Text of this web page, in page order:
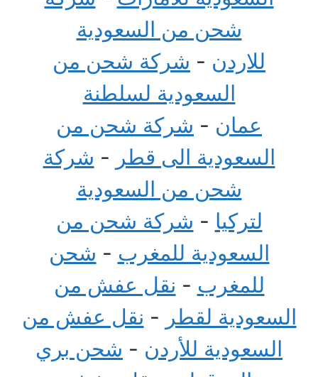
شحن من السعودية
للاردن - شركة شحن من
السعودية لسلطنة
عمان - شركة شحن من
السعودية الى قطر - شركة
شحن من السعودية
لتركيا - شركة شحن من
السعودية للمغرب - شحن
للمغرب - نقل عفش من
السعودية لقطر - نقل عفش من
السعودية للأردن - شحن بري